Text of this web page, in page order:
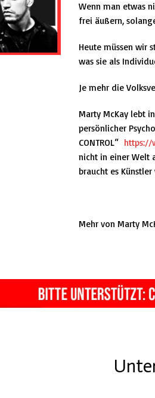
Wenn man etwas
frei äußern,
Heute müssen wir
was sie als
Je mehr die
Marty McKay lebt
persönlicher
CONTROL“ https://
nicht in einer Welt
braucht es Künstler
Mehr von Marty